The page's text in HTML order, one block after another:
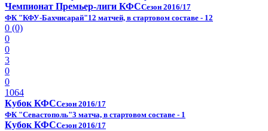
Чемпионат Премьер-лиги КФССезон 2016/17
ФК "КФУ-Бахчисарай"12 матчей, в стартовом составе - 12
0 (0)
0
0
3
0
0
1064
Кубок КФССезон 2016/17
ФК "Севастополь"3 матча, в стартовом составе - 1
Кубок КФССезон 2016/17